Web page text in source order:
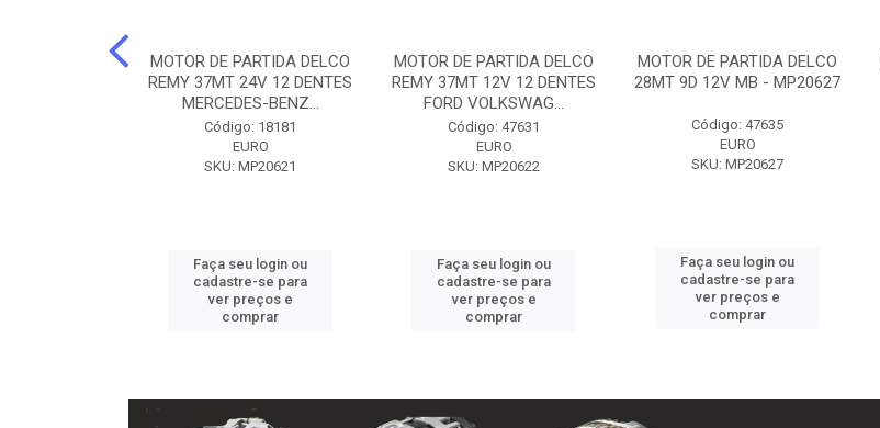
MOTOR DE PARTIDA DELCO
REMY 37MT 24V 12 DENTES
MERCEDES-BENZ...
Código: 18181
EURO
SKU: MP20621
Faça seu login ou
cadastre-se para
ver preços e
comprar
MOTOR DE PARTIDA DELCO
REMY 37MT 12V 12 DENTES
FORD VOLKSWAG...
Código: 47631
EURO
SKU: MP20622
Faça seu login ou
cadastre-se para
ver preços e
comprar
MOTOR DE PARTIDA DELCO
28MT 9D 12V MB - MP20627
Código: 47635
EURO
SKU: MP20627
Faça seu login ou
cadastre-se para
ver preços e
comprar